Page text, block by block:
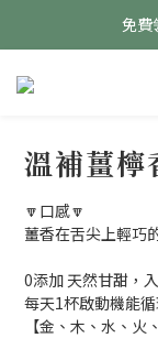
免費
免
溫補薑
🔽口感🔽
薑香在舌尖上輕巧
0添加 天然甘甜，
每天1杯啟動機能
【金、木、水、火